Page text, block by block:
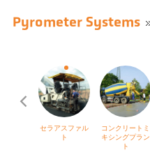
Pyrometer Systems
セラアスファル
ト
コンクリートミ
キシングプラン
ト